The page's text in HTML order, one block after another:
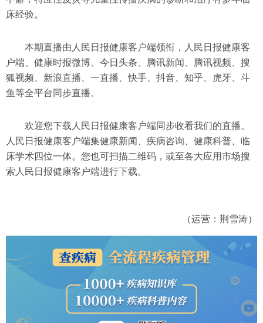
床经验。
本期直播由人民日报健康客户端领衔，人民日报健康客
户端、健康时报微博、今日头条、腾讯新闻、腾讯视频、搜
狐视频、新浪直播、一直播、快手、抖音、知乎、虎牙、斗
鱼等全平台同步直播。
欢迎您下载人民日报健康客户端同步收看我们的直播。
人民日报健康客户端集健康新闻、疾病咨询、健康科普、临
床学术四位一体。您也可扫描二维码，或至各大应用市场搜
索人民日报健康客户端进行下载。
（运营：荆雪涛）